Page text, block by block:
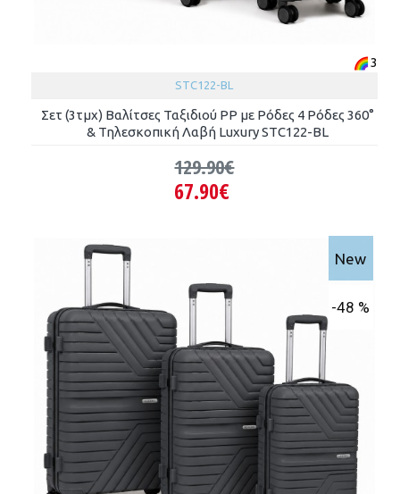
3
STC122-BL
Σετ (3τμχ) Βαλίτσες Ταξιδιού PP με Ρόδες 4 Ρόδες 360°
& Τηλεσκοπική Λαβή Luxury STC122-BL
67.90€
129.90€
New
-48 %